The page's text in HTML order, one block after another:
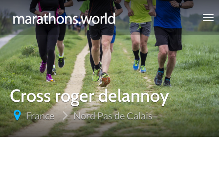
marathons.world
Cross roger delannoy
France Nord Pas de Calais